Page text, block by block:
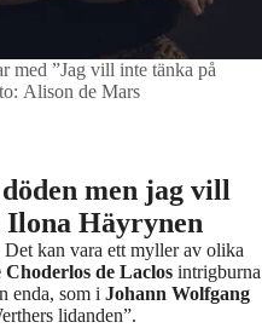
med ”Jag vill inte tänka på
Alison de Mars
men jag vill
Häyrynen
kan vara ett myller av olika
Choderlos de Laclos intrigburna
enda, som i Johann Wolfgang
lidanden”.